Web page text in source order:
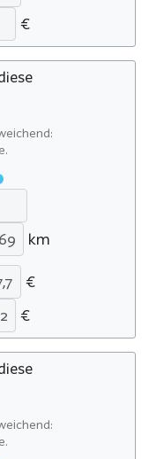
€
km
€
€